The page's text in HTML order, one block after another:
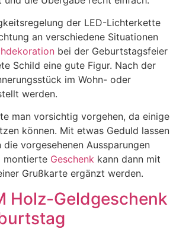
der LED-Lichterkette
an verschiedene Situationen
bei der Geburtstagsfeier
Schild eine gute Figur. Nach der
im Wohn- oder
werden.
man vorsichtig vorgehen, da einige
können. Mit etwas Geduld lassen
die vorgesehenen Aussparungen
montierte Geschenk kann dann mit
Grußkarte ergänzt werden.
Holz-Geldgeschenk